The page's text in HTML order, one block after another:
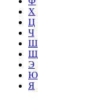
Х
Ц
Ч
Ш
Щ
Э
Ю
Я